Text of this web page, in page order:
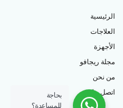
الرئيسية
العلاجات
الأجهزة
مجلة ريجافو
من نحن
اتصل بنا
بحاجة
للمساعدة؟